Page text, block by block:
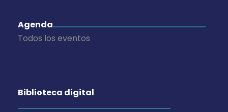
Agenda
Todos los eventos
Biblioteca digital